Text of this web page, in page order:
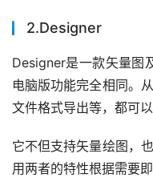
2.Designer
Designer是一款矢量图
电脑版功能完全相同。
文件格式导出等，都可以
它不但支持矢量绘图，
用两者的特性根据需要即